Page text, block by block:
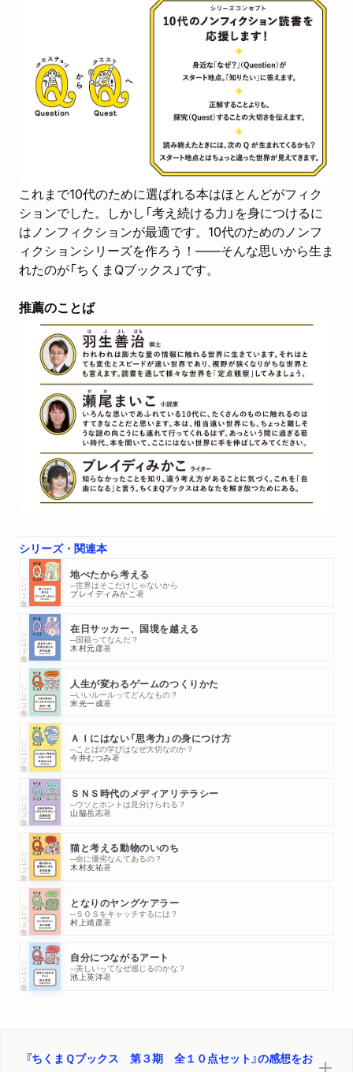
これまで10代のために選ばれる本はほとんどがフィク
ションでした。しかし「考え続ける力」を身につけるに
はノンフィクションが最適です。10代のためのノンフ
ィクションシリーズを作ろう！――そんな思いから生ま
れたのが「ちくまQブックス」です。
推薦のことば
シリーズ・関連本
シリーズ・全集 地べたから考える
─世界はそこだけじゃないから
ブレイディみかこ著
シリーズ・全集 在日サッカー、国境を越える
─国籍ってなんだ？
木村元彦著
シリーズ・全集 人生が変わるゲームのつくりかた
─いいルールってどんなもの？
米光一成著
シリーズ・全集 ＡＩにはない「思考力」の身につけ方
─ことばの学びはなぜ大切なのか？
今井むつみ著
シリーズ・全集 ＳＮＳ時代のメディアリテラシー
─ウソとホントは見分けられる？
山脇岳志著
シリーズ・全集 猫と考える動物のいのち
─命に優劣なんてあるの？
木村友祐著
シリーズ・全集 となりのヤングケアラー
─ＳＯＳをキャッチするには？
村上靖彦著
シリーズ・全集 自分につながるアート
─美しいってなぜ感じるのかな？
池上英洋著
『ちくまＱブックス 第３期 全１０点セット』の感想をお